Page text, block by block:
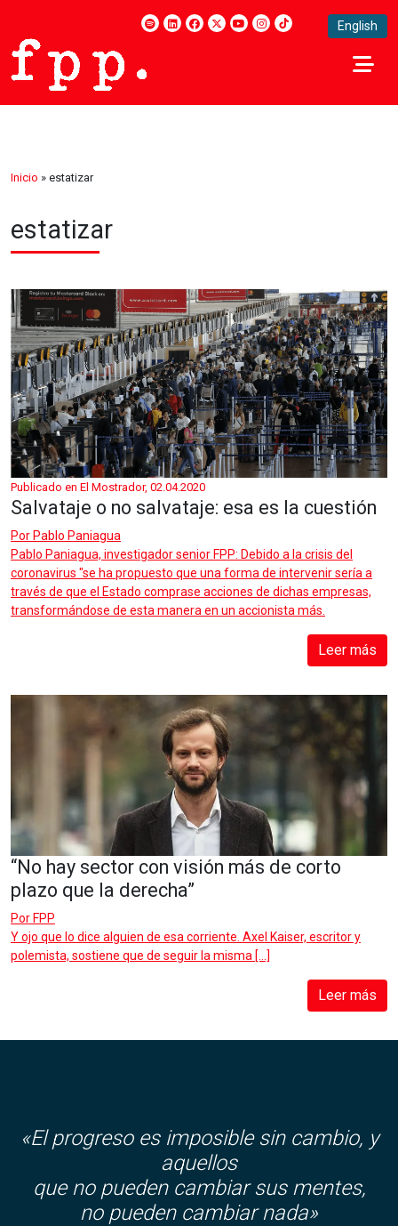
English
Inicio » estatizar
estatizar
Publicado en El Mostrador, 02.04.2020
Salvataje o no salvataje: esa es la cuestión
Por Pablo Paniagua
Pablo Paniagua, investigador senior FPP: Debido a la crisis del
coronavirus "se ha propuesto que una forma de intervenir sería a
través de que el Estado comprase acciones de dichas empresas,
transformándose de esta manera en un accionista más.
Leer más
“No hay sector con visión más de corto
plazo que la derecha”
Por FPP
Y ojo que lo dice alguien de esa corriente. Axel Kaiser, escritor y
polemista, sostiene que de seguir la misma […]
Leer más
«El progreso es imposible sin cambio, y
aquellos
que no pueden cambiar sus mentes,
no pueden cambiar nada»